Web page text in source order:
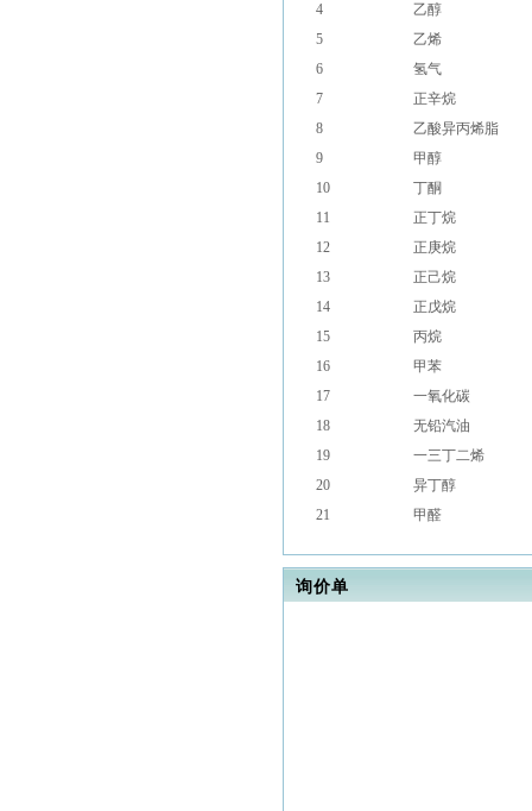
4
乙醇
5
乙烯
6
氢气
7
正辛烷
8
乙酸异丙烯脂
9
甲醇
10
丁酮
11
正丁烷
12
正庚烷
13
正己烷
14
正戊烷
15
丙烷
16
甲苯
17
一氧化碳
18
无铅汽油
19
一三丁二烯
20
异丁醇
21
甲醛
询价单